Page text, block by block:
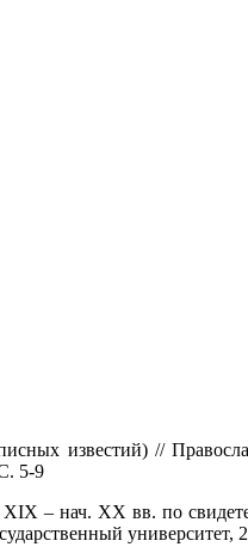
известий) //
5-9
– нач. ХХ вв. по
университет,